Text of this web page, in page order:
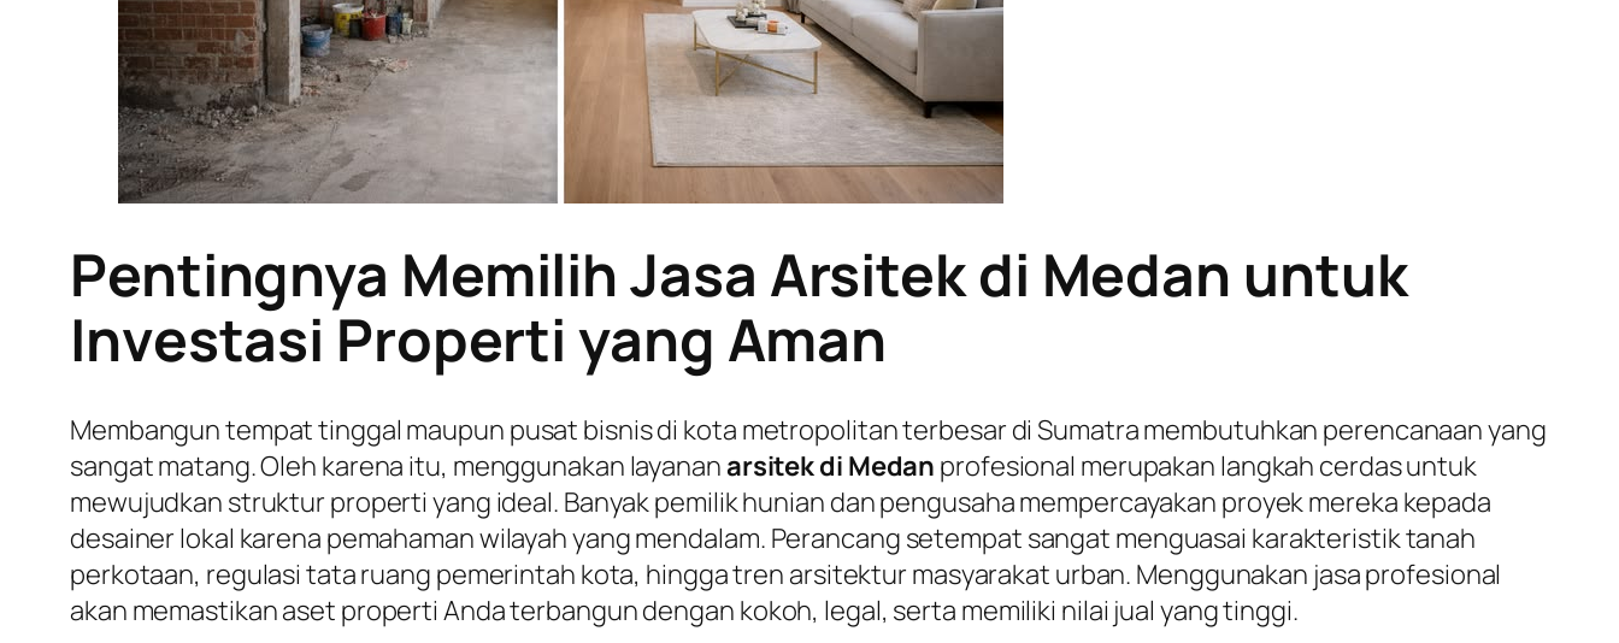
Pentingnya Memilih Jasa Arsitek di Medan untuk
Investasi Properti yang Aman
Membangun tempat tinggal maupun pusat bisnis di kota metropolitan terbesar di Sumatra membutuhkan perencanaan yang
sangat matang. Oleh karena itu, menggunakan layananarsitek di Medan profesional merupakan langkah cerdas untuk
mewujudkan struktur properti yang ideal. Banyak pemilik hunian dan pengusaha mempercayakan proyek mereka kepada
desainer lokal karena pemahaman wilayah yang mendalam. Perancang setempat sangat menguasai karakteristik tanah
perkotaan, regulasi tata ruang pemerintah kota, hingga tren arsitektur masyarakat urban. Menggunakan jasa profesional
akan memastikan aset properti Anda terbangun dengan kokoh, legal, serta memiliki nilai jual yang tinggi.